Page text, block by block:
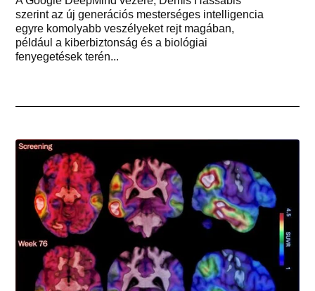
szerint az új generációs mesterséges intelligencia
egyre komolyabb veszélyeket rejt magában,
például a kiberbiztonság és a biológiai
fenyegetések terén...